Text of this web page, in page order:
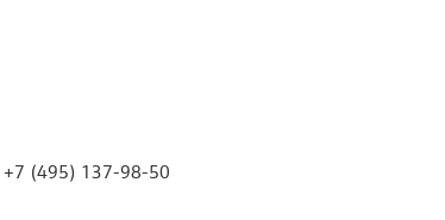
+7 (495) 137-98-50